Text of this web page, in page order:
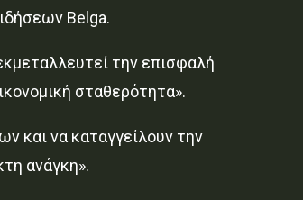
Belga.
την επισφαλή
σταθερότητα».
και να καταγγείλουν την
ανάγκη».